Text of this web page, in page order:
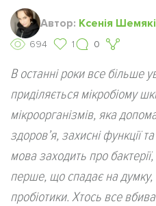
Автор: Ксенія
694 1 0
В останні роки все більше
приділяється мікробіому
мікроорганізмів, яка
здоров’я, захисні функції
мова заходить про
перше, що спадає на думку,
пробіотики. Хтось все